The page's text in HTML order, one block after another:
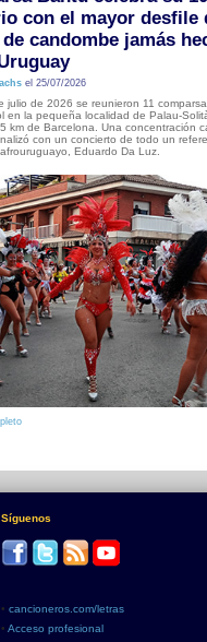
con el mayor desfile
candombe jamás
el 25/07/2026
julio de 2026 se reunieron 11
en la pequeña localidad de Palau-
km de Barcelona. Una concentración
con un concierto de todo un
Eduardo Da Luz.
Síguenos
• cancioneros.com/letras
• Acceso profesional